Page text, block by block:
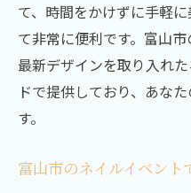
て、時間をかけずに手軽
て非常に便利です。富山
最新デザインを取り入れ
ドで提供しており、あな
す。
富山市のネイルイベント